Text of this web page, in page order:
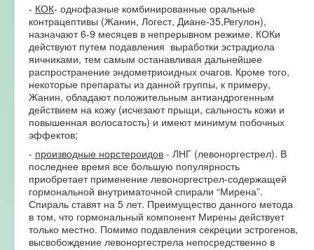
- КОК- однофазные комбинированные оральные
контрацептивы (Жанин, Логест, Диане-35,Регулон),
назначают 6-9 месяцев в непрерывном режиме. КОКи
действуют путем подавления выработки эстрадиола
яичниками, тем самым останавливая дальнейшее
распространение эндометриоидных очагов. Кроме того,
некоторые препараты из данной группы, к примеру,
Жанин, обладают положительным антиандрогенным
действием на кожу (исчезают прыщи, сальность кожи и
повышенная волосатость) и имеют минимум побочных
эффектов;
- производные норстероидов - ЛНГ (левоноргестрел). В
последнее время все большую популярность
приобретает применение левоноргестрел-содержащей
гормональной внутриматочной спирали “Мирена”.
Спираль ставят на 5 лет. Преимущество данного метода
в том, что гормональный компонент Мирены действует
только местно. Помимо подавления секреции эстрогенов,
высвобождение левоноргестрела непосредственно в